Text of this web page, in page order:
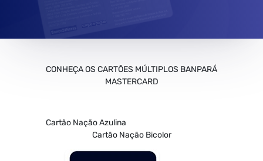
CONHEÇA OS CARTÕES MÚLTIPLOS BANPARÁ
MASTERCARD
Cartão Nação Azulina
Cartão Nação Bicolor